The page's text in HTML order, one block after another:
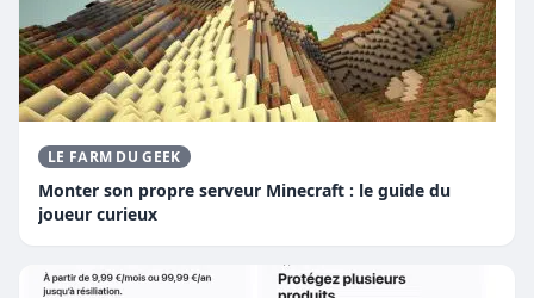
LE FARM DU GEEK
Monter son propre serveur Minecraft : le guide du
joueur curieux